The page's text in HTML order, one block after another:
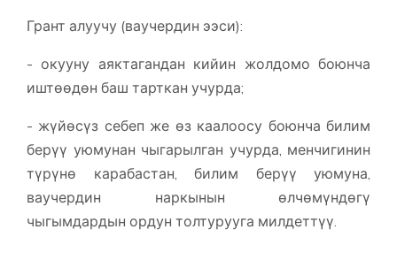
Грант алуучу (ваучердин ээси):
- окууну аяктагандан кийин жолдомо боюнча
иштөөдөн баш тарткан учурда;
- жүйөсүз себеп же өз каалоосу боюнча билим
берүү уюмунан чыгарылган учурда, менчигинин
түрүнө карабастан, билим берүү уюмуна,
ваучердин наркынын өлчөмүндөгү
чыгымдардын ордун толтурууга милдеттүү.